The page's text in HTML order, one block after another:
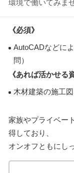
環境で働いてみま
《必須》
AutoCADなどに
問）
《あれば活かせ
木材建築の施工
家族やプライベー
得しており、
オンオフともにし